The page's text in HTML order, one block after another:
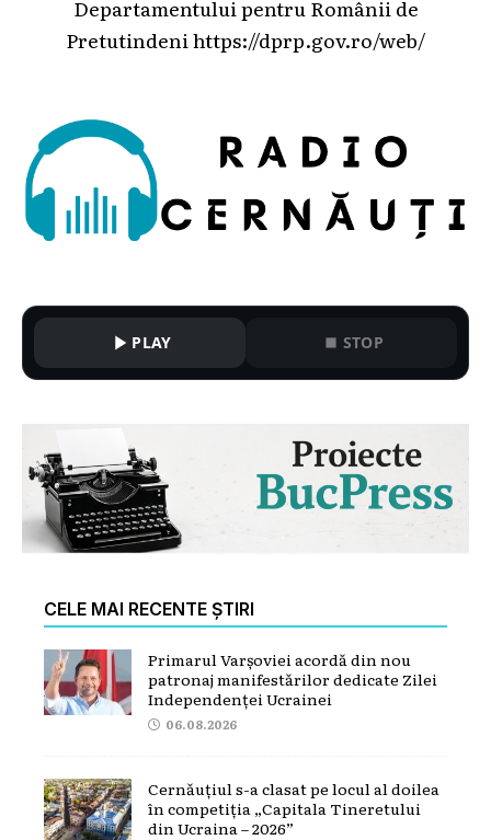
Departamentului pentru Românii de
Pretutindeni https://dprp.gov.ro/web/
PLAY STOP
CELE MAI RECENTE ȘTIRI
Primarul Varșoviei acordă din nou
patronaj manifestărilor dedicate Zilei
Independenței Ucrainei
06.08.2026
Cernăuțiul s-a clasat pe locul al doilea
în competiția „Capitala Tineretului
din Ucraina – 2026”